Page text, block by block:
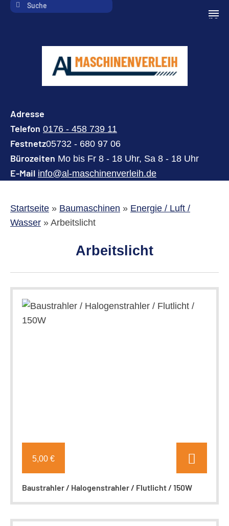
Adresse
Telefon 0176 - 458 739 11
Festnetz05732 - 680 97 06
Bürozeiten Mo bis Fr 8 - 18 Uhr, Sa 8 - 18 Uhr
E-Mail info@al-maschinenverleih.de
Startseite» Baumaschinen » Energie / Luft /
Wasser» Arbeitslicht
Arbeitslicht
5,00 €
Baustrahler / Halogenstrahler / Flutlicht / 150W